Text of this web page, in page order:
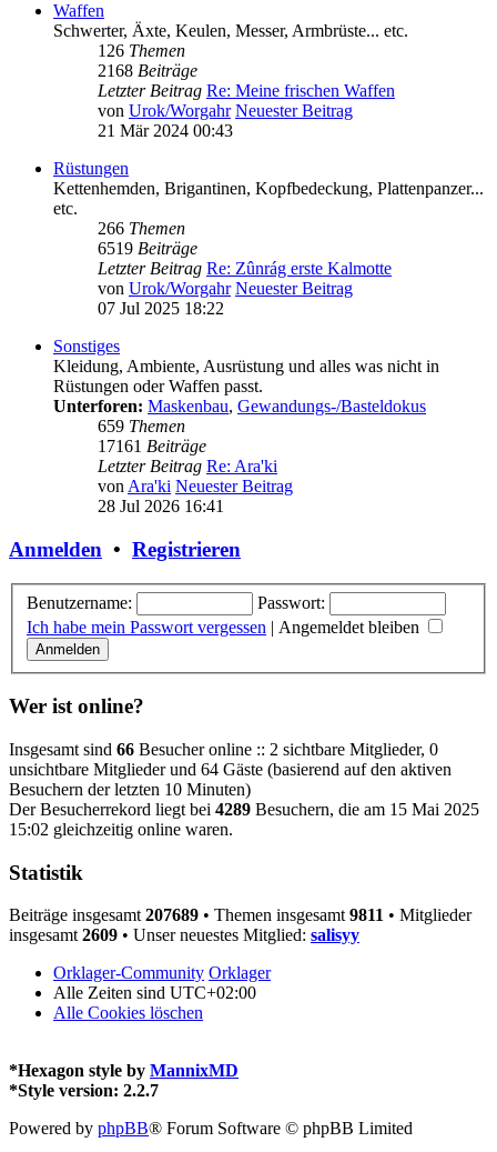
Waffen
Schwerter, Äxte, Keulen, Messer, Armbrüste... etc.
126 Themen
2168 Beiträge
Letzter Beitrag Re: Meine frischen Waffen
von Urok/Worgahr Neuester Beitrag
21 Mär 2024 00:43
Rüstungen
Kettenhemden, Brigantinen, Kopfbedeckung, Plattenpanzer...
etc.
266 Themen
6519 Beiträge
Letzter Beitrag Re: Zûnrág erste Kalmotte
von Urok/Worgahr Neuester Beitrag
07 Jul 2025 18:22
Sonstiges
Kleidung, Ambiente, Ausrüstung und alles was nicht in
Rüstungen oder Waffen passt.
Unterforen: Maskenbau, Gewandungs-/Basteldokus
659 Themen
17161 Beiträge
Letzter Beitrag Re: Ara'ki
vonAra'ki Neuester Beitrag
28 Jul 2026 16:41
Anmelden • Registrieren
Benutzername:
Passwort:
Ich habe mein Passwort vergessen | Angemeldet bleiben
Wer ist online?
Insgesamt sind 66 Besucher online :: 2 sichtbare Mitglieder, 0
unsichtbare Mitglieder und 64 Gäste (basierend auf den aktiven
Besuchern der letzten 10 Minuten)
Der Besucherrekord liegt bei 4289 Besuchern, die am 15 Mai 2025
15:02 gleichzeitig online waren.
Statistik
Beiträge insgesamt 207689 • Themen insgesamt 9811 • Mitglieder
insgesamt 2609 • Unser neuestes Mitglied: salisyy
Orklager-Community Orklager
Alle Zeiten sind UTC+02:00
Alle Cookies löschen
*Hexagon style by MannixMD
*Style version: 2.2.7
Powered by phpBB® Forum Software © phpBB Limited